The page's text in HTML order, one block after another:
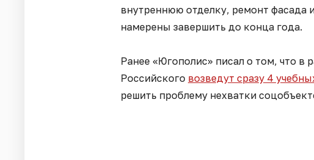
внутреннюю отделку, ремонт фасада
намерены завершить до конца года.
Ранее «Югополис» писал о том, что в
Российского возведут сразу 4
решить проблему нехватки